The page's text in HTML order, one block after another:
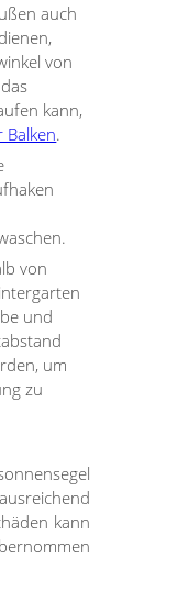
auch
von
kann,
.
von
und
um
zu
kann